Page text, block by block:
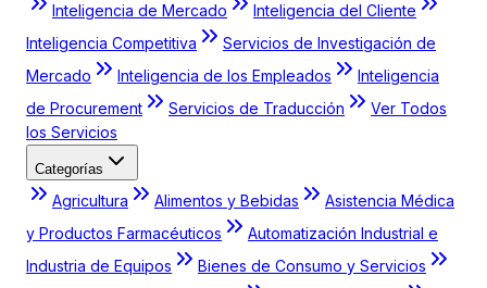
Inteligencia de Mercado
Inteligencia del Cliente
Inteligencia Competitiva
Servicios de Investigación de
Mercado
Inteligencia de los Empleados
Inteligencia
de Procurement
Servicios de Traducción
Ver Todos
los Servicios
Categorías
Agricultura Alimentos y Bebidas
Asistencia Médica
y Productos Farmacéuticos
Automatización Industrial e
Industria de Equipos
Bienes de Consumo y Servicios